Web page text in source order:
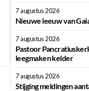
7 augustus 2026
Nieuwe leeuw van
7 augustus 2026
Pastoor
leegmaken kelder
7 augustus 2026
Stijging meldingen